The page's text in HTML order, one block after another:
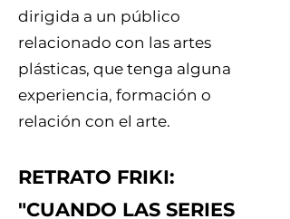
dirigida a un público
relacionado con las artes
plásticas, que tenga alguna
experiencia, formación o
relación con el arte.
RETRATO FRIKI:
"CUANDO LAS SERIES